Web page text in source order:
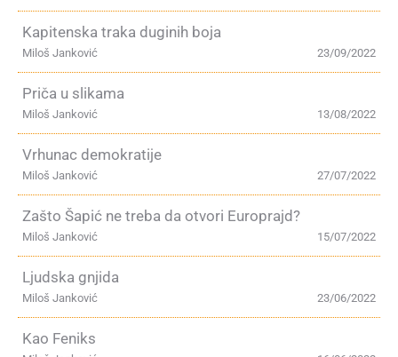
Kapitenska traka duginih boja
23/09/2022
Miloš Janković
Priča u slikama
13/08/2022
Miloš Janković
Vrhunac demokratije
27/07/2022
Miloš Janković
Zašto Šapić ne treba da otvori Europrajd?
15/07/2022
Miloš Janković
Ljudska gnjida
23/06/2022
Miloš Janković
Kao Feniks